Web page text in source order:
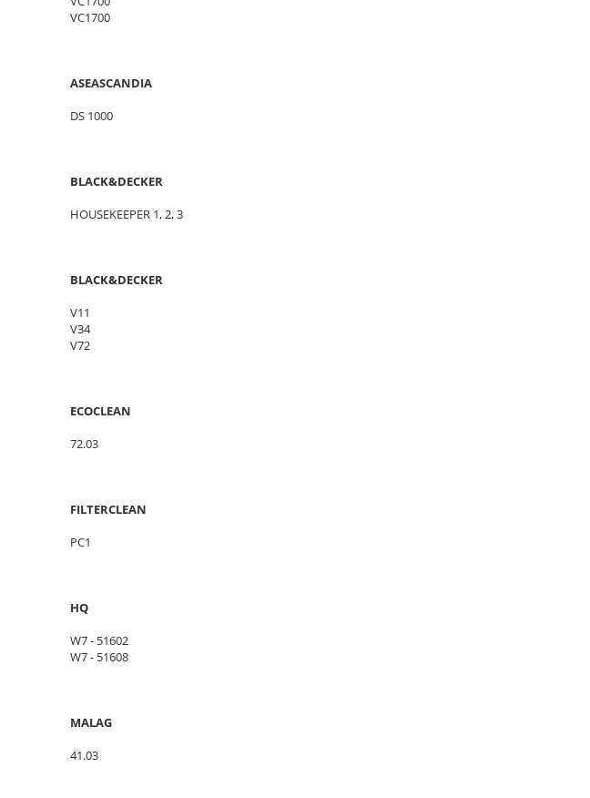
VC1700
ASEASCANDIA
DS 1000
BLACK&DECKER
HOUSEKEEPER 1, 2, 3
BLACK&DECKER
V11
V34
V72
ECOCLEAN
72.03
FILTERCLEAN
PC1
HQ
W7 - 51602
W7 - 51608
MALAG
41.03